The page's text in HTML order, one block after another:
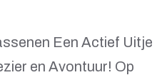
Een Actief Uitje
en Avontuur! Op